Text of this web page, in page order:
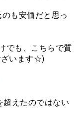
も安価だと思っ
でも、こちらで質
ざいます☆)
超えたのではない